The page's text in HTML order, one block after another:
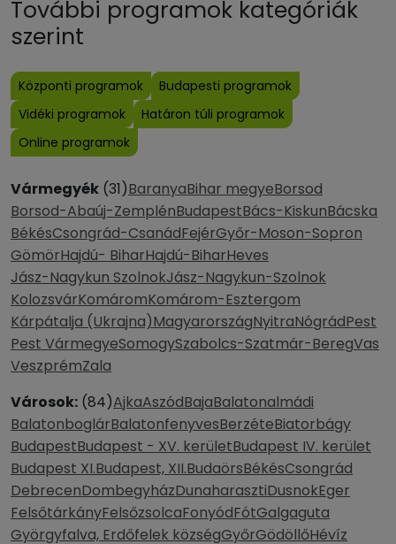
További programok kategóriák
szerint
Központi programok
Budapesti programok
Vidéki programok
Határon túli programok
Online programok
Vármegyék (31)BaranyaBihar megyeBorsod
Borsod-Abaúj-ZemplénBudapestBács-KiskunBácska
BékésCsongrád-CsanádFejérGyőr-Moson-Sopron
GömörHajdú- BiharHajdú-BiharHeves
Jász-Nagykun SzolnokJász-Nagykun-Szolnok
KolozsvárKomáromKomárom-Esztergom
Kárpátalja (Ukrajna)MagyarországNyitraNógrádPest
Pest VármegyeSomogySzabolcs-Szatmár-BeregVas
VeszprémZala
Városok: (84)AjkaAszódBajaBalatonalmádi
BalatonboglárBalatonfenyvesBerzéteBiatorbágy
BudapestBudapest - XV. kerületBudapest IV. kerület
Budapest XI.Budapest, XII.BudaörsBékésCsongrád
DebrecenDombegyházDunaharasztiDusnokEger
FelsőtárkányFelsőzsolcaFonyódFótGalgaguta
Györgyfalva, Erdőfelek községGyőrGödöllőHévíz